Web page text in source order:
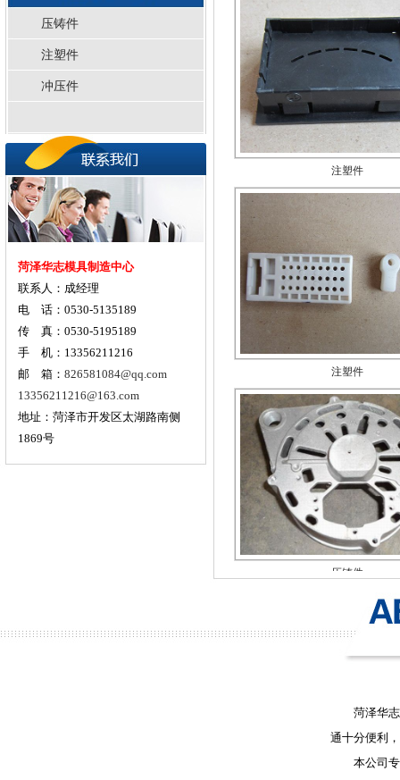
压铸件
注塑件
冲压件
菏泽华志模具制造中心
联系人：成经理
电 话：0530-5135189
传 真：0530-5195189
手 机：13356211216
邮 箱： 826581084@qq.com
13356211216@163.com
地址：菏泽市开发区太湖路南侧
1869号
注塑件
压铸件
菏泽华志
通十分便利
本公司专